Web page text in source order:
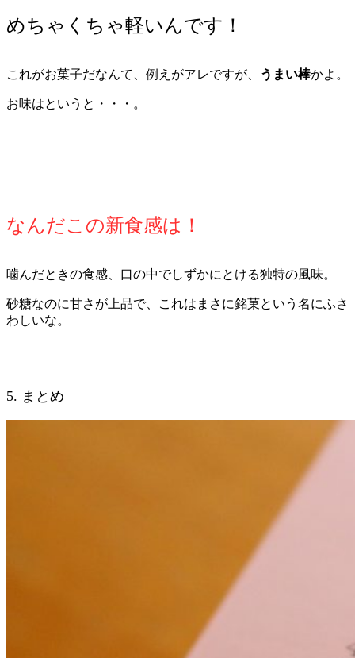
めちゃくちゃ軽いんです！
これがお菓子だなんて、例えがアレですが、 うまい棒かよ。
お味はというと・・・。
なんだこの新食感は！
噛んだときの食感、口の中でしずかにとける独特の風味。
砂糖なのに甘さが上品で、これはまさに銘菓という名にふさ
わしいな。
5. まとめ